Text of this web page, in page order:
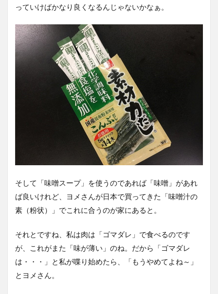
っていけばかなり良くなるんじゃないかなぁ。
そして「味噌スープ」を使うのであれば「味噌」があれ
ば良いけれど、ヨメさんが日本で買ってきた「味噌汁の
素（粉状）」でこれに合うのが家にあると。
それとですね、私は肉は「ゴマダレ」で食べるのです
が、これがまた「味が薄い」のね。だから「ゴマダレ
は・・・」と私が喋り始めたら、「もうやめてよね～」
とヨメさん。